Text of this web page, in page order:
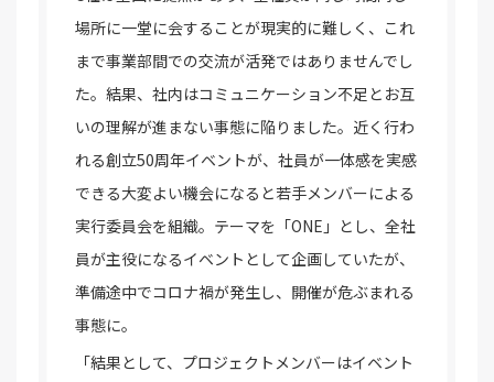
場所に一堂に会することが現実的に難しく、これ
まで事業部間での交流が活発ではありませんでし
た。結果、社内はコミュニケーション不足とお互
いの理解が進まない事態に陥りました。近く行わ
れる創立50周年イベントが、社員が一体感を実感
できる大変よい機会になると若手メンバーによる
実行委員会を組織。テーマを「ONE」とし、全社
員が主役になるイベントとして企画していたが、
準備途中でコロナ禍が発生し、開催が危ぶまれる
事態に。
「結果として、プロジェクトメンバーはイベント